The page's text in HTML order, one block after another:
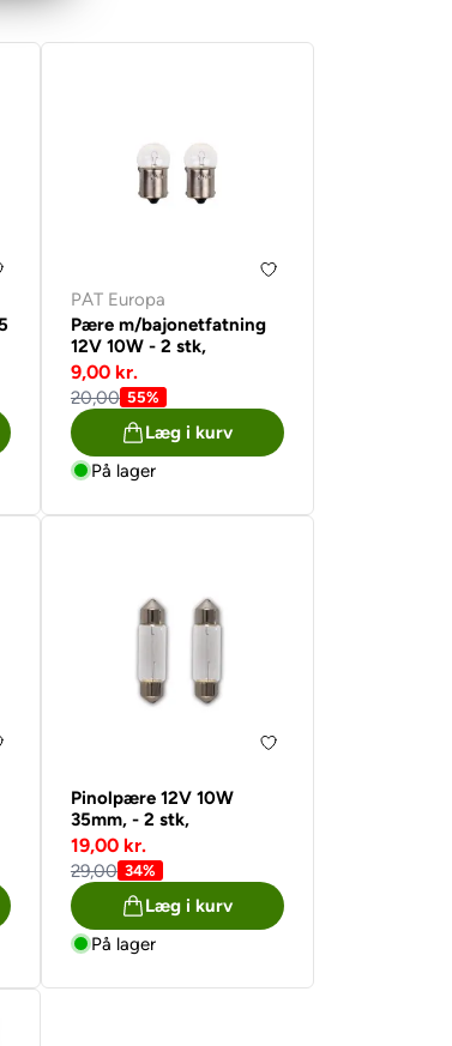
PAT Europa
Pære m/bajonetfatning
12V 10W - 2 stk,
9,00 kr.
20,00 55%
Læg i kurv
På lager
Pinolpære 12V 10W
35mm, - 2 stk,
19,00 kr.
29,00 34%
Læg i kurv
På lager